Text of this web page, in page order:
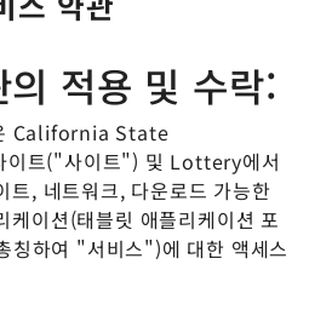
적용 및 수락:
California State
트("사이트") 및 Lottery에서
트, 네트워크, 다운로드 가능한
케이션(태블릿 애플리케이션 포
칭하여 "서비스")에 대한 액세스